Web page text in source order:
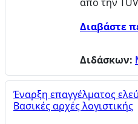
Διαβάστε
Διδάσκων:
Έναρξη επαγγέλματος
Βασικές αρχές λογιστικής